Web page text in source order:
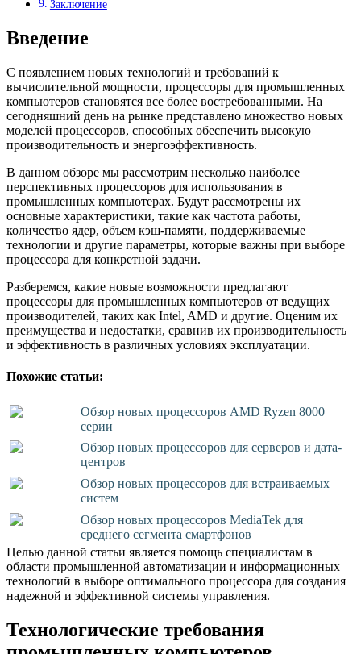
Заключение
Введение
С появлением новых технологий и требований к
вычислительной мощности, процессоры для промышленных
компьютеров становятся все более востребованными. На
сегодняшний день на рынке представлено множество новых
моделей процессоров, способных обеспечить высокую
производительность и энергоэффективность.
В данном обзоре мы рассмотрим несколько наиболее
перспективных процессоров для использования в
промышленных компьютерах. Будут рассмотрены их
основные характеристики, такие как частота работы,
количество ядер, объем кэш-памяти, поддерживаемые
технологии и другие параметры, которые важны при выборе
процессора для конкретной задачи.
Разберемся, какие новые возможности предлагают
процессоры для промышленных компьютеров от ведущих
производителей, таких как Intel, AMD и другие. Оценим их
преимущества и недостатки, сравнив их производительность
и эффективность в различных условиях эксплуатации.
Похожие статьи:
Обзор новых процессоров AMD Ryzen 8000
серии
Обзор новых процессоров для серверов и дата-
центров
Обзор новых процессоров для встраиваемых
систем
Обзор новых процессоров MediaTek для
среднего сегмента смартфонов
Целью данной статьи является помощь специалистам в
области промышленной автоматизации и информационных
технологий в выборе оптимального процессора для создания
надежной и эффективной системы управления.
Технологические требования